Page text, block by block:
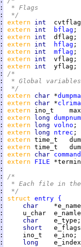
:
* Flags
:
*/
: extern int
: extern int bflag
: extern int
: extern int hflag
: extern int mflag
: extern int
: extern int
:
/*
:
* Global variables
:
*/
: extern char *
: extern char *
: extern ino_t
: extern long dumpnum
: extern long volno
: extern long ntrec
: extern time_t
: extern time_t
: extern char command
: extern FILE
:
:
/*
:
* Each file in the
:
*/
: struct entry {
: char
:
u_char
: char
: short
:
ino_t
: long